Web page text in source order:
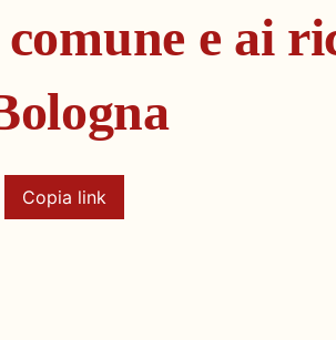
e ai
Copia link